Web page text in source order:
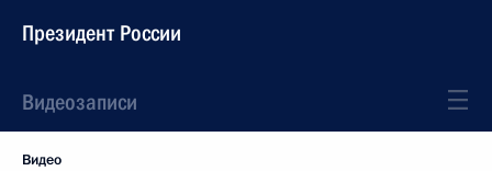
Президент России
Видеозаписи
Видео